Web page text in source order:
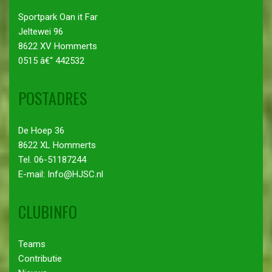
Sportpark Oan it Far
Jeltewei 96
8622 XV Hommerts
0515 â€“ 442532
POSTADRES
De Hoep 36
8622 XL Hommerts
Tel. 06-51187244
E-mail: Info@HJSC.nl
CLUBINFO
Teams
Contributie